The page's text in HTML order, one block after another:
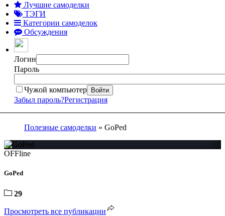
Лучшие самоделки
ТЭГИ
Категории самоделок
Обсуждения
Логин
Пароль
Чужой компьютер Войти
Забыл пароль?Регистрация
Полезные самоделки » GoPed
OFFline
GoPed
29
Просмотреть все публикации